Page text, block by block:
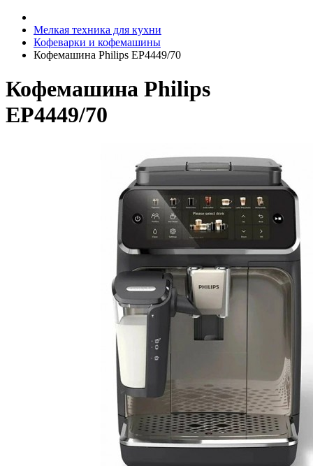
Мелкая техника для кухни
Кофеварки и кофемашины
Кофемашина Philips EP4449/70
Кофемашина Philips
EP4449/70